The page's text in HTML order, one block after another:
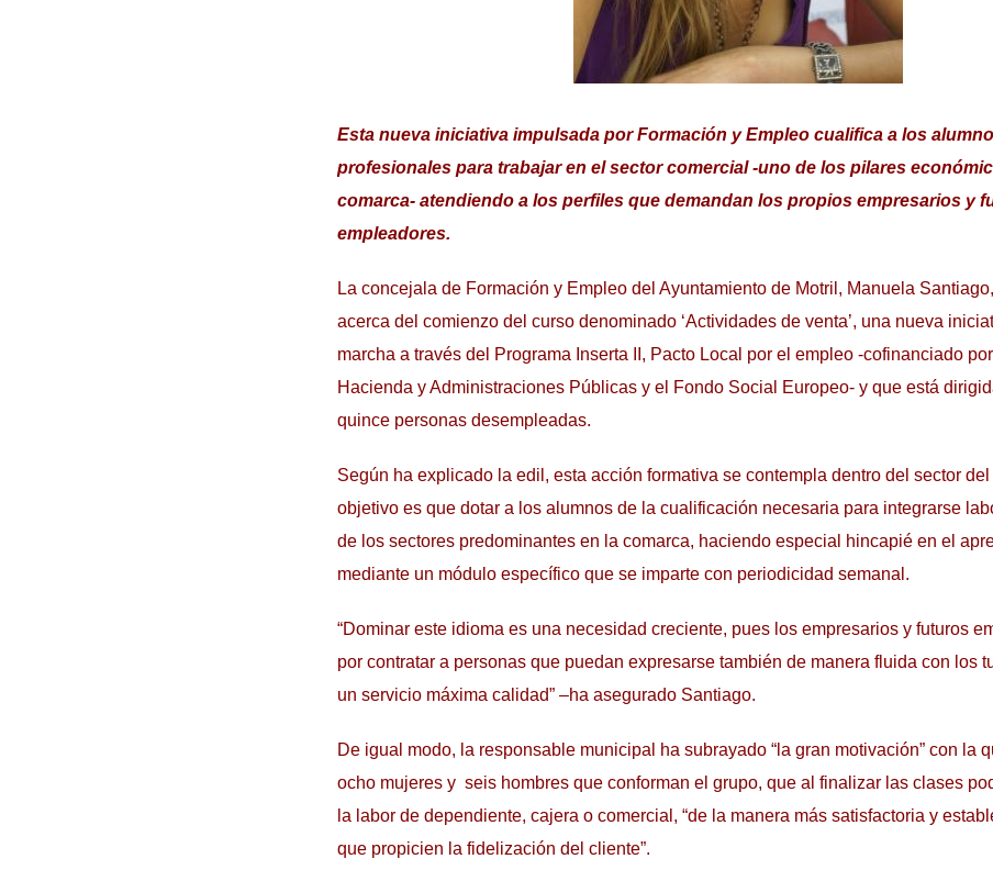
Esta nueva iniciativa impulsada por Formación y Empleo cualifica a los
profesionales para trabajar en el sector comercial -uno de los pilares
comarca- atendiendo a los perfiles que demandan los propios empresarios y
empleadores.
La concejala de Formación y Empleo del Ayuntamiento de Motril, Manuela
acerca del comienzo del curso denominado ‘Actividades de venta’, una nueva
marcha a través del Programa Inserta II, Pacto Local por el empleo -cofinanciado
Hacienda y Administraciones Públicas y el Fondo Social Europeo- y que está
quince personas desempleadas.
Según ha explicado la edil, esta acción formativa se contempla dentro del sector del
objetivo es que dotar a los alumnos de la cualificación necesaria para integrarse
de los sectores predominantes en la comarca, haciendo especial hincapié en el
mediante un módulo específico que se imparte con periodicidad semanal.
“Dominar este idioma es una necesidad creciente, pues los empresarios y futuros
por contratar a personas que puedan expresarse también de manera fluida con los
un servicio máxima calidad” –ha asegurado Santiago.
De igual modo, la responsable municipal ha subrayado “la gran motivación” con la
ocho mujeres y seis hombres que conforman el grupo, que al finalizar las clases
la labor de dependiente, cajera o comercial, “de la manera más satisfactoria y
que propicien la fidelización del cliente”.